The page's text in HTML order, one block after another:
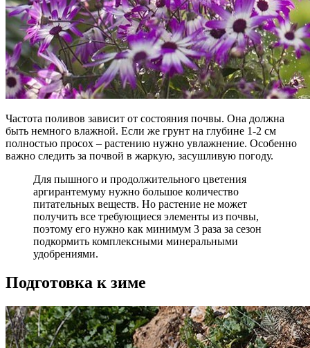
Частота поливов зависит от состояния почвы. Она должна
быть немного влажной. Если же грунт на глубине 1-2 см
полностью просох – растению нужно увлажнение. Особенно
важно следить за почвой в жаркую, засушливую погоду.
Для пышного и продолжительного цветения
аргирантемуму нужно большое количество
питательных веществ. Но растение не может
получить все требующиеся элементы из почвы,
поэтому его нужно как минимум 3 раза за сезон
подкормить комплексными минеральными
удобрениями.
Подготовка к зиме